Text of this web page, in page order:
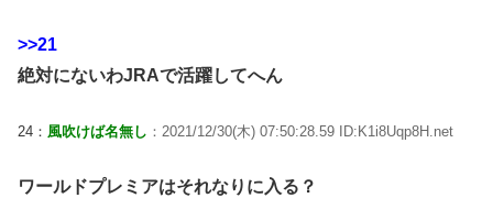
>>21
絶対にないわJRAで活躍してへん
24： 風吹けば名無し ：2021/12/30(木) 07:50:28.59 ID:K1i8Uqp8H.net
ワールドプレミアはそれなりに入る？